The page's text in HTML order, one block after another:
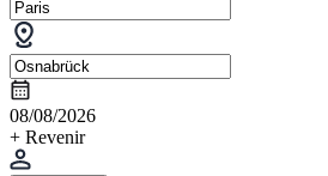
08/08/2026
+ Revenir